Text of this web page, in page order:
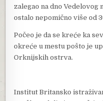
zalegao na dno Vedelovog
ostalo nepomično više od
Počeo je da se kreće ka
okreće u mestu pošto je
Orknijskih ostrva.
Institut Britansko